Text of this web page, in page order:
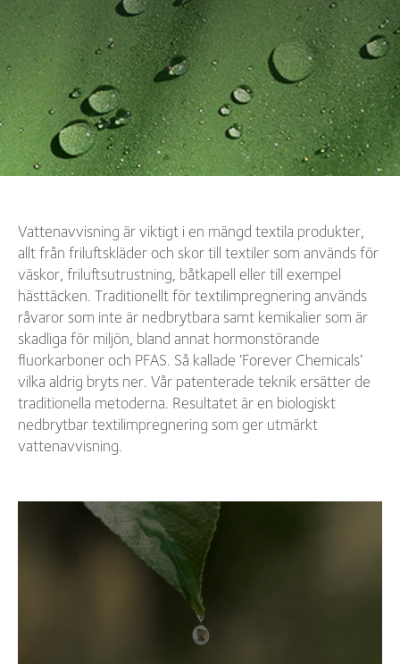
Vattenavvisning är viktigt i en mängd textila produkter,
allt från friluftskläder och skor till textiler som används för
väskor, friluftsutrustning, båtkapell eller till exempel
hästtäcken. Traditionellt för textilimpregnering används
råvaror som inte är nedbrytbara samt kemikalier som är
skadliga för miljön, bland annat hormonstörande
fluorkarboner och PFAS. Så kallade ’Forever Chemicals’
vilka aldrig bryts ner. Vår patenterade teknik ersätter de
traditionella metoderna. Resultatet är en biologiskt
nedbrytbar textilimpregnering som ger utmärkt
vattenavvisning.